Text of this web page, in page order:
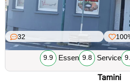
32
9.9 Essen 9.8 Service
Tamini